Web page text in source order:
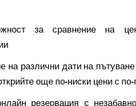
за сравнение на
на различни дати на
още по-ниски цени с
резервация с